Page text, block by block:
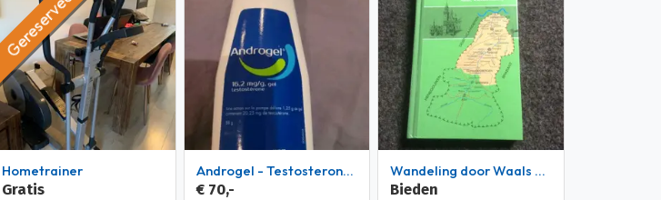
Gereserveerd
Hometrainer
Gratis
Androgel - Testosterongel
€ 70,-
Wandeling door Waals Brabant ,de Dender, Vlaamse steden
Bieden